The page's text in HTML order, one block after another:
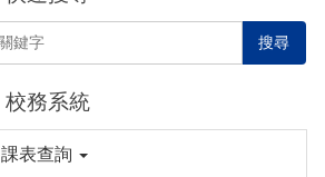
搜尋
校務系統
課表查詢